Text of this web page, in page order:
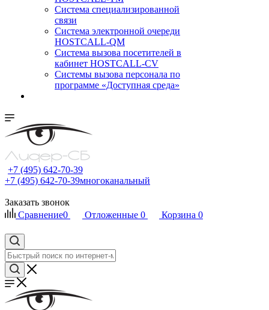
Система специализированной
связи
Система электронной очереди
HOSTCALL-QM
Cистема вызова посетителей в
кабинет HOSTCALL-CV
Системы вызова персонала по
программе «Доступная среда»
+7 (495) 642-70-39
+7 (495) 642-70-39многоканальный
Заказать звонок
Сравнение0 Отложенные 0 Корзина 0